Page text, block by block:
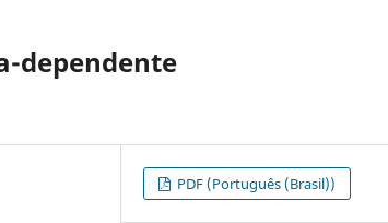
dependente
PDF (Português (Brasil))